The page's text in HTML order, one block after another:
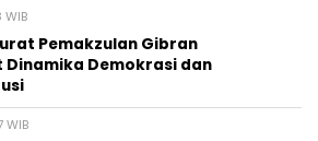
Pemakzulan Gibran
Dinamika Demokrasi dan
WIB